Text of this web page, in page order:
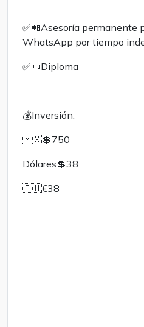
✅️📲Asesoría permanente
WhatsApp por tiempo
✅️📜Diploma
💰Inversión:
🇲🇽💲750
Dólares💲38
🇪🇺€38